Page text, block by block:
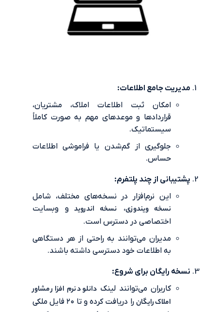
جامع اطلاعات:
امکان ثبت اطلاعات املاک، مشتریان،
قراردادها و موعدهای مهم به صورت کاملاً
سیستماتیک.
جلوگیری از گم‌شدن یا فراموشی اطلاعات
از چند پلتفرم:
این نرم‌افزار در نسخه‌های مختلف، شامل
نسخه ویندوزی،نسخه اندرویدو وبسایت
اختصاصی در دسترس است.
مدیران می‌توانند به راحتی از هر دستگاهی
به اطلاعات خود دسترسی داشته باشند.
رایگان برای شروع:
کاربران می‌توانند لینکدانلود نرم‌ افزار مشاور
را دریافت کرده و تا ۲۰ فایل ملکی